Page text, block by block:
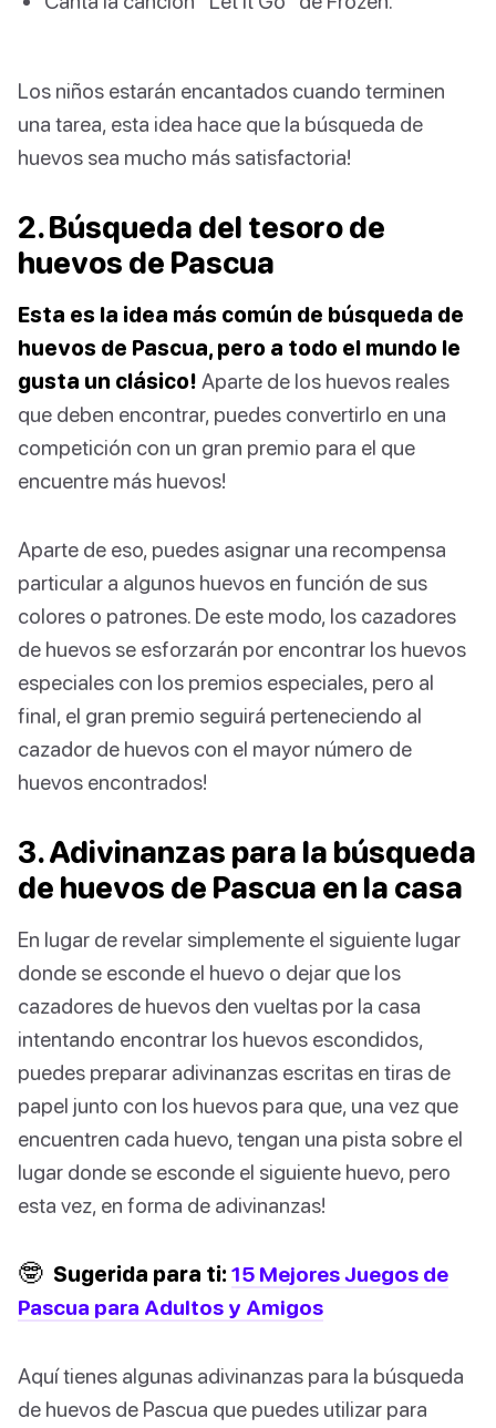
Los niños estarán encantados cuando terminen
una tarea, esta idea hace que la búsqueda de
huevos sea mucho más satisfactoria!
2. Búsqueda del tesoro de
huevos de Pascua
Esta es la idea más común de búsqueda de
huevos de Pascua, pero a todo el mundo le
gusta un clásico! Aparte de los huevos reales
que deben encontrar, puedes convertirlo en una
competición con un gran premio para el que
encuentre más huevos!
Aparte de eso, puedes asignar una recompensa
particular a algunos huevos en función de sus
colores o patrones. De este modo, los cazadores
de huevos se esforzarán por encontrar los huevos
especiales con los premios especiales, pero al
final, el gran premio seguirá perteneciendo al
cazador de huevos con el mayor número de
huevos encontrados!
3. Adivinanzas para la búsqueda
de huevos de Pascua en la casa
En lugar de revelar simplemente el siguiente lugar
donde se esconde el huevo o dejar que los
cazadores de huevos den vueltas por la casa
intentando encontrar los huevos escondidos,
puedes preparar adivinanzas escritas en tiras de
papel junto con los huevos para que, una vez que
encuentren cada huevo, tengan una pista sobre el
lugar donde se esconde el siguiente huevo, pero
esta vez, en forma de adivinanzas!
🤓 Sugerida para ti: 15 Mejores Juegos de
Pascua para Adultos y Amigos
Aquí tienes algunas adivinanzas para la búsqueda
de huevos de Pascua que puedes utilizar para